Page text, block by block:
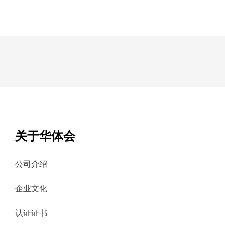
关于华体会
公司介绍
企业文化
认证证书